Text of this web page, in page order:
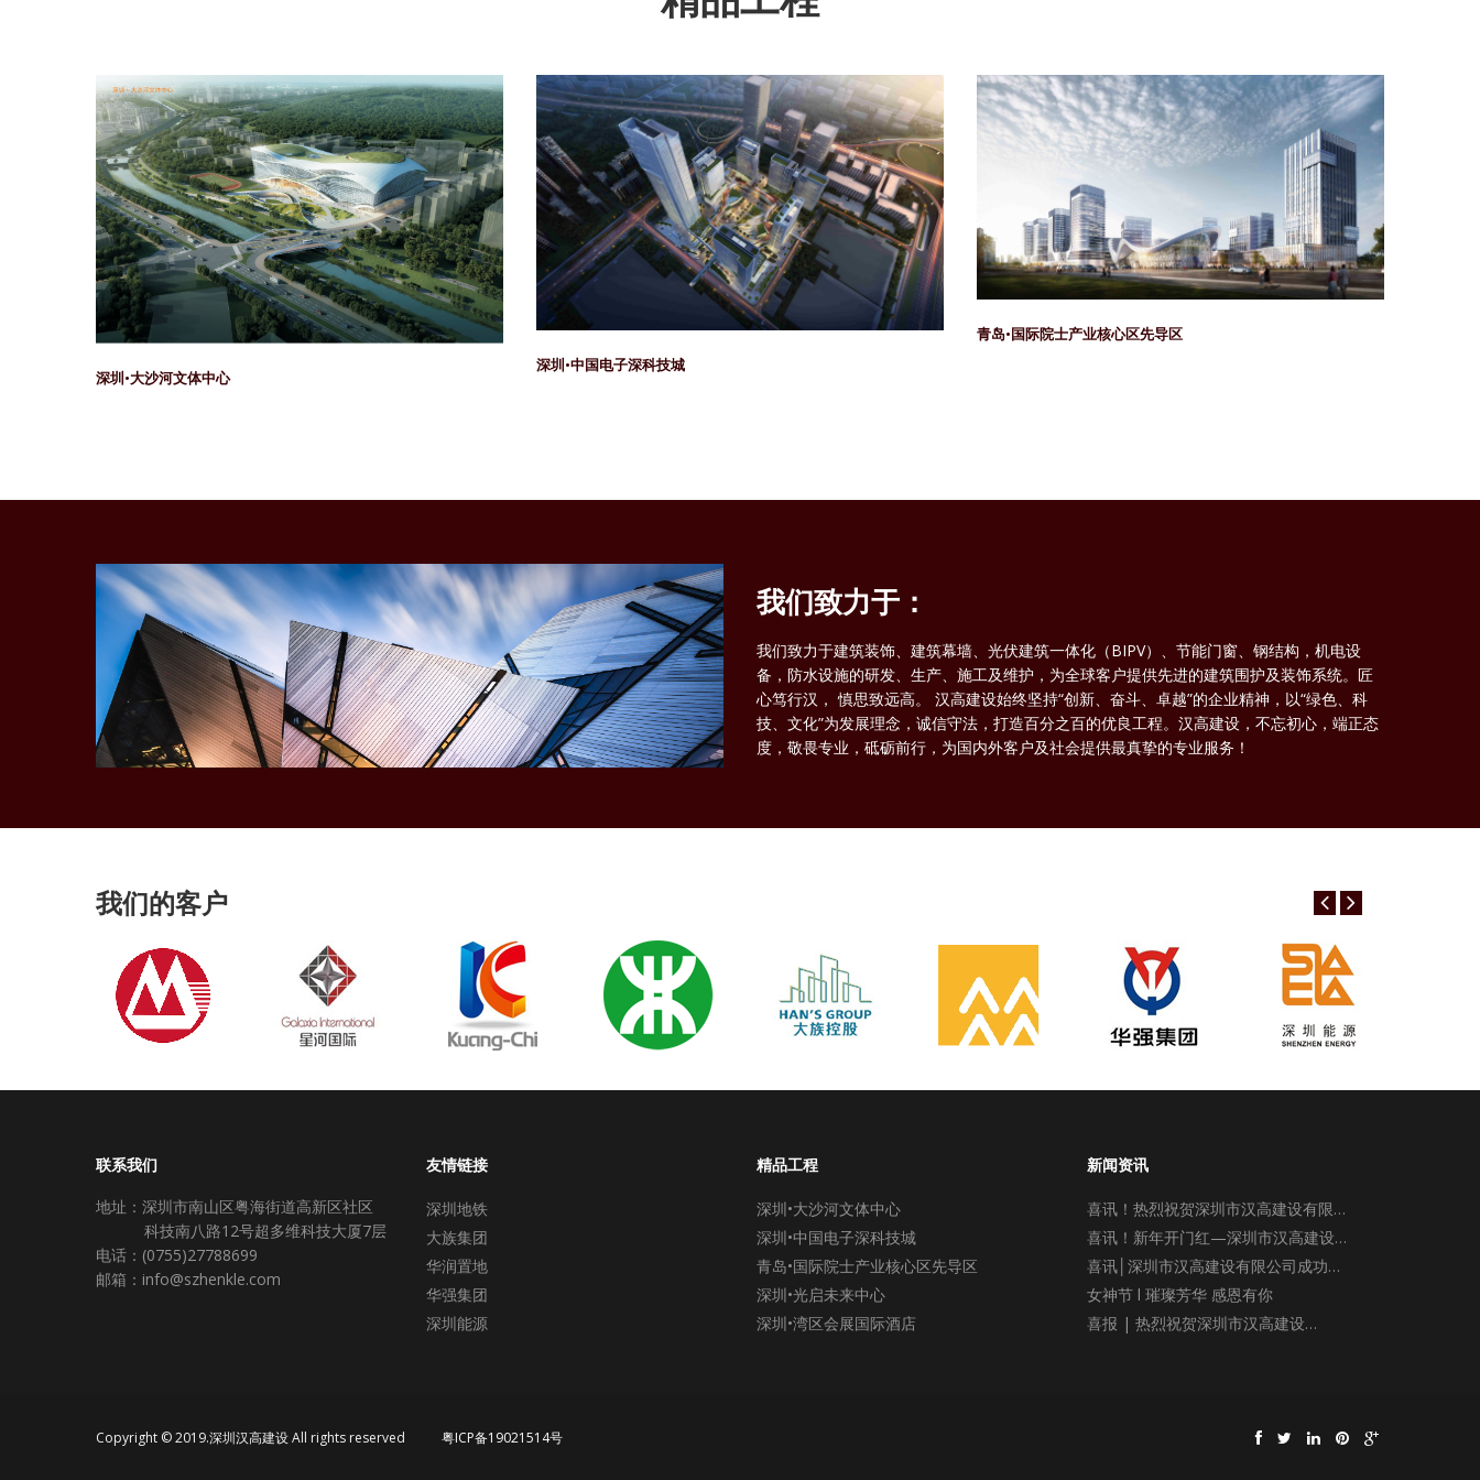
深圳•大沙河文体中心
深圳•中国电子深科技城
青岛•国际院士产业核心区先导区
我们致力于：
我们致力于建筑装饰、建筑幕墙、光伏建筑一体化（BIPV）、节能门窗、钢结构，机电设
备，防水设施的研发、生产、施工及维护，为全球客户提供先进的建筑围护及装饰系统。匠
心笃行汉， 慎思致远高。 汉高建设始终坚持“创新、奋斗、卓越”的企业精神，以“绿色、科
技、文化”为发展理念，诚信守法，打造百分之百的优良工程。汉高建设，不忘初心，端正态
度，敬畏专业，砥砺前行，为国内外客户及社会提供最真挚的专业服务！
我们的客户
联系我们
地址：深圳市南山区粤海街道高新区社区
科技南八路12号超多维科技大厦7层
电话：(0755)27788699
邮箱：info@szhenkle.com
友情链接
深圳地铁
大族集团
华润置地
华强集团
深圳能源
精品工程
深圳•大沙河文体中心
深圳•中国电子深科技城
青岛•国际院士产业核心区先导区
深圳•光启未来中心
深圳•湾区会展国际酒店
新闻资讯
喜讯！热烈祝贺深圳市汉高建设有限…
喜讯！新年开门红—深圳市汉高建设…
喜讯│深圳市汉高建设有限公司成功…
女神节 l 璀璨芳华 感恩有你
喜报 | 热烈祝贺深圳市汉高建设…
Copyright © 2019.深圳汉高建设 All rights reserved 粤ICP备19021514号